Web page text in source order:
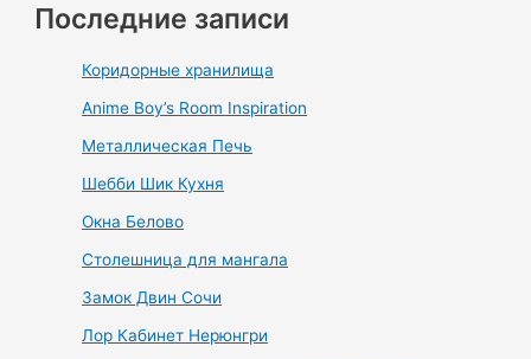
Последние записи
Коридорные хранилища
Anime Boy’s Room Inspiration
Металлическая Печь
Шебби Шик Кухня
Окна Белово
Столешница для мангала
Замок Двин Сочи
Лор Кабинет Нерюнгри